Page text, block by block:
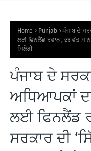
R
A
K
I
N
E
Home Punjab
ਪੰਜਾਬ ਦੇ
ਲਈ ਫਿਨਲੈਂਡ ਰਵਾਨਾ, ਭਗਵੰਤ ਮਾਨ
ਮਿਲੇਗੀ
ਪੰਜਾਬ ਦੇ
ਅਧਿਆਪਕਾਂ
ਲਈ ਫਿਨਲੈਂਡ
ਸਰਕਾਰ ਦੀ